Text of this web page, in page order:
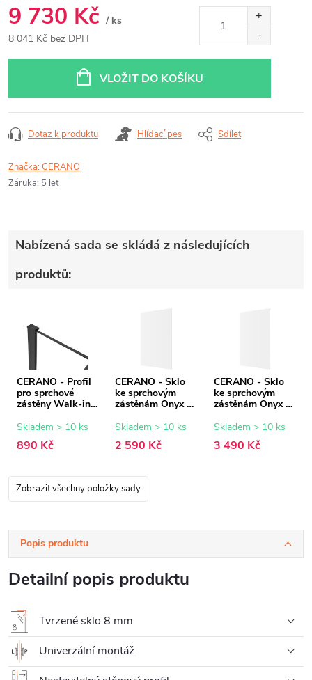
9 730 Kč / ks
8 041 Kč bez DPH
VLOŽIT DO KOŠÍKU
Dotaz k produktu Hlídací pes Sdílet
Značka:CERANO
Záruka: 5 let
Nabízená sada se skládá z následujících
produktů:
CERANO - Profil
pro sprchové
zástěny Walk-in
černá matná - 15
Skladem > 10 ks
890 Kč
CERANO - Sklo
ke sprchovým
zástěnám Onyx -
transparentní sklo
- 80x200 cm
Skladem > 10 ks
2 590 Kč
CERANO - Sklo
ke sprchovým
zástěnám Onyx -
transparentní sklo
- 110x200 cm
Skladem > 10 ks
3 490 Kč
Zobrazit všechny položky sady
Popis produktu
Detailní popis produktu
Tvrzené sklo 8 mm
Univerzální montáž